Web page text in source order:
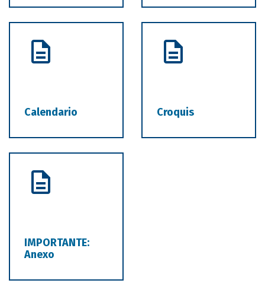
Calendario Croquis
IMPORTANTE:
Anexo